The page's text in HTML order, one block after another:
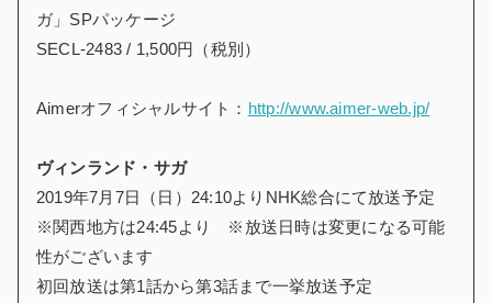
ガ」SPパッケージ
SECL-2483 / 1,500円（税別）
Aimerオフィシャルサイト： http://www.aimer-web.jp/
ヴィンランド・サガ
2019年7月7日（日）24:10よりNHK総合にて放送予定
※関西地方は24:45より ※放送日時は変更になる可能
性がございます
初回放送は第1話から第3話まで一挙放送予定